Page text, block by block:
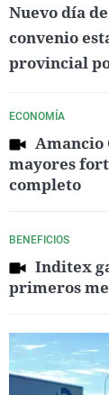
Nuevo día
convenio
provincial
ECONOMÍA
Amancio
mayores
completo
BENEFICIOS
Inditex
primeros